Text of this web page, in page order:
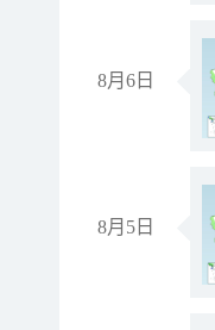
8月6日
8月5日